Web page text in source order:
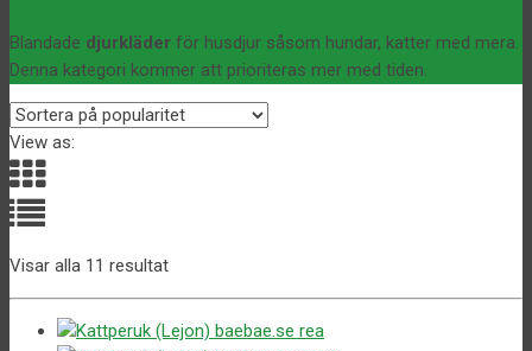
Blandade djurkläder för husdjur såsom hundar, katter med mera.
Denna kategori kommer att prioriteras mer med tiden.
View as:
Visar alla 11 resultat